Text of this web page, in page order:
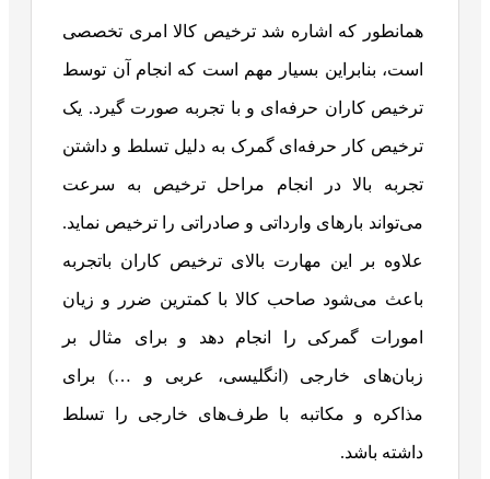
همانطور که اشاره شد ترخیص کالا امری تخصصی
است، بنابراین بسیار مهم است که انجام آن توسط
ترخیص کاران حرفه‌ای و با تجربه صورت گیرد. یک
ترخیص کار حرفه‌ای گمرک به دلیل تسلط و داشتن
تجربه بالا در انجام مراحل ترخیص به سرعت
می‌تواند بار‌های وارداتی و صادراتی را ترخیص نماید.
علاوه بر این مهارت بالای ترخیص کاران باتجربه
باعث می‌شود صاحب کالا با کمترین ضرر و زیان
امورات گمرکی را انجام دهد و برای مثال بر
زبان‌های خارجی (انگلیسی، عربی و …) برای
مذاکره و مکاتبه با طرف‌های خارجی را تسلط
داشته باشد.